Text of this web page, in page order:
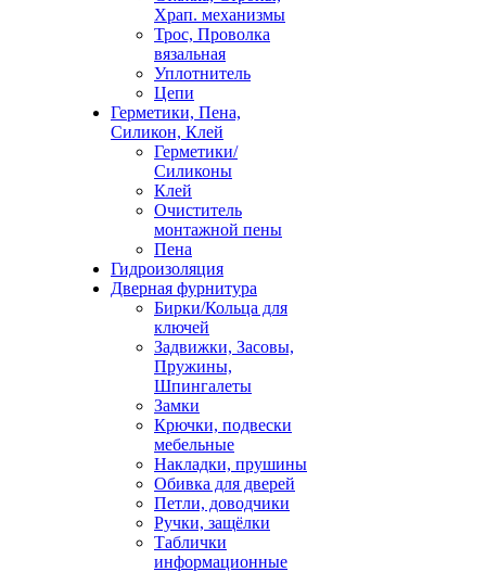
Храп. механизмы
Трос, Проволка
вязальная
Уплотнитель
Цепи
Герметики, Пена,
Силикон, Клей
Герметики/
Силиконы
Клей
Очиститель
монтажной пены
Пена
Гидроизоляция
Дверная фурнитура
Бирки/Кольца для
ключей
Задвижки, Засовы,
Пружины,
Шпингалеты
Замки
Крючки, подвески
мебельные
Накладки, прушины
Обивка для дверей
Петли, доводчики
Ручки, защёлки
Таблички
информационные